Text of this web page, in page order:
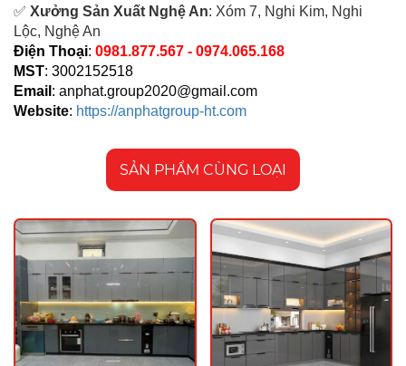
✅ Xưởng Sản Xuất Nghệ An: Xóm 7, Nghi Kim, Nghi
Lộc, Nghệ An
Điện Thoại: 0981.877.567 - 0974.065.168
MST: 3002152518
Email : anphat.group2020@gmail.com
Website: https://anphatgroup-ht.com
SẢN PHẨM CÙNG LOẠI